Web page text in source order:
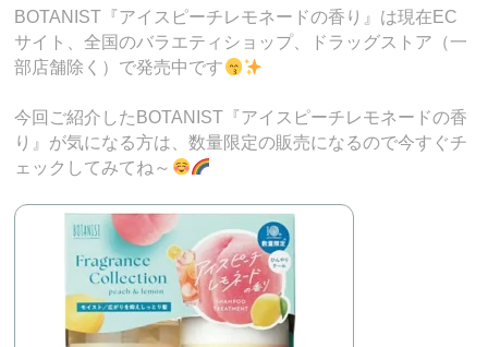
BOTANIST『アイスピーチレモネードの香り』は現在EC
サイト、全国のバラエティショップ、ドラッグストア（一
部店舗除く）で発売中です
今回ご紹介したBOTANIST『アイスピーチレモネードの香
り』が気になる方は、数量限定の販売になるので今すぐチ
ェックしてみてね～